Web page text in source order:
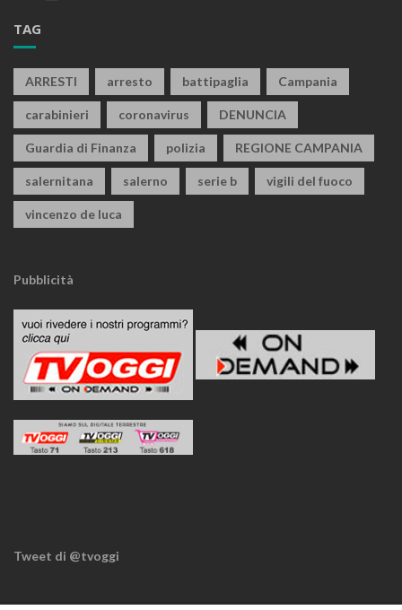
TAG
ARRESTI arresto battipaglia Campania
carabinieri coronavirus DENUNCIA
Guardia di Finanza polizia REGIONE CAMPANIA
salernitana salerno serie b vigili del fuoco
vincenzo de luca
Pubblicità
Tweet di @tvoggi